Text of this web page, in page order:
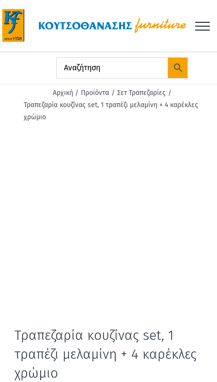
στο
περιεχόμενο
Αρχική Προϊόντα
Σετ Τραπεζαρίες
Τραπεζαρία κουζίνας set, 1 τραπέζι μελαμίνη + 4 καρέκλες
χρώμιο
Τραπεζαρία κουζίνας set, 1
τραπέζι μελαμίνη + 4 καρέκλες
χρώμιο